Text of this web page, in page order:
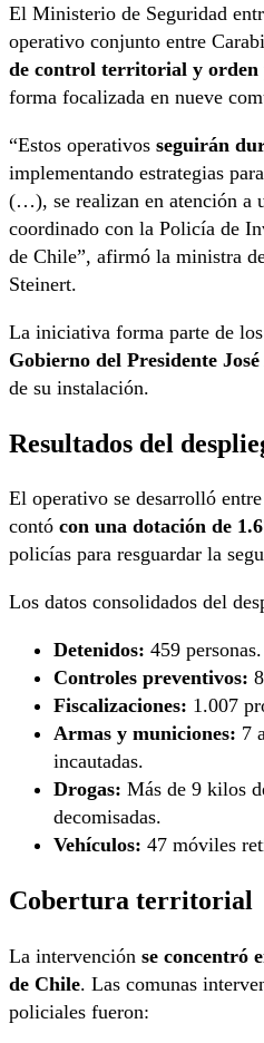
El Ministerio de Seguridad
operativo conjunto entre
de control territorial y orden
forma focalizada en nueve
“Estos operativos seguirán
implementando estrategias
(…), se realizan en atención a
coordinado con la Policía de
de Chile”, afirmó la ministra
Steinert.
La iniciativa forma parte de los
Gobierno del Presidente
de su instalación.
Resultados del
El operativo se desarrolló
contó con una dotación de
policías para resguardar la
Los datos consolidados del
Detenidos: 459 personas.
Controles preventivos:
Fiscalizaciones: 1.007
Armas y municiones: 7
incautadas.
Drogas: Más de 9 kilos
decomisadas.
Vehículos: 47 móviles
Cobertura territorial
La intervención se concentró
de Chile. Las comunas
policiales fueron: